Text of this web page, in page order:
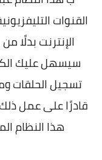
القنوات
الإنترنت بدلًا
سيسهل عليك
تسجيل الحلقات
قادرًا على عمل
هذا النظام